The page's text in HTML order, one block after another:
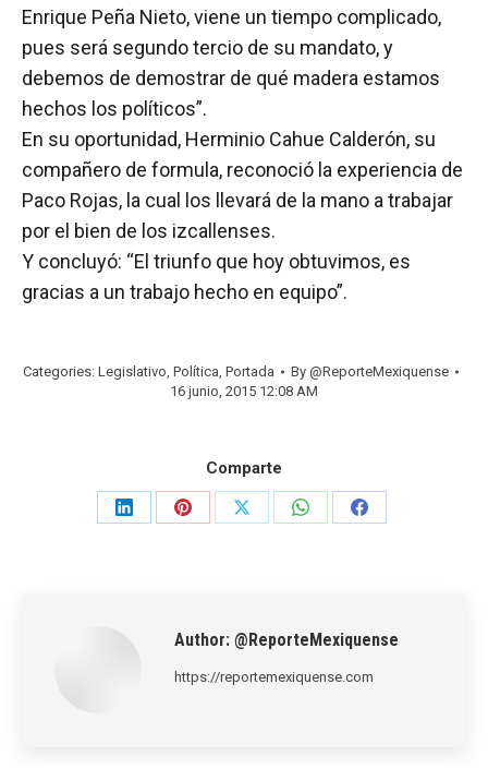
Enrique Peña Nieto, viene un tiempo complicado,
pues será segundo tercio de su mandato, y
debemos de demostrar de qué madera estamos
hechos los políticos”.
En su oportunidad, Herminio Cahue Calderón, su
compañero de formula, reconoció la experiencia de
Paco Rojas, la cual los llevará de la mano a trabajar
por el bien de los izcallenses.
Y concluyó: “El triunfo que hoy obtuvimos, es
gracias a un trabajo hecho en equipo”.
Categories: Legislativo, Política, Portada By @ReporteMexiquense
16 junio, 2015 12:08 AM
Comparte
Share
Share
Share
Share
Share
Author: @ReporteMexiquense
https://reportemexiquense.com